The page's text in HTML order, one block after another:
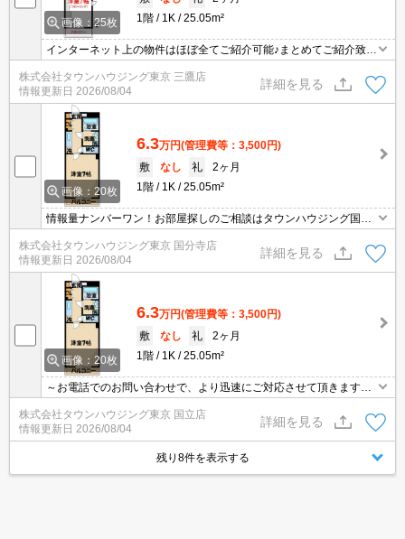
画像：25枚
1階
1K 25.05m²
インターネット上の物件はほぼ全てご紹介可能♪まとめてご紹介致し
ます♪お気軽にお問合せください！お部屋探しはタウンハウジングま
で☆新着情報毎日更新☆
株式会社タウンハウジング東京 三鷹店
情報更新日 2026/08/04
詳細を見る
画像：20枚
6.3万円(管理費等：3,500円)
敷
なし 礼
2ヶ月
1階
1K 25.05m²
情報量ナンバーワン！お部屋探しのご相談はタウンハウジング国分
寺店にお任せを！
株式会社タウンハウジング東京 国分寺店
情報更新日 2026/08/04
詳細を見る
画像：20枚
6.3万円(管理費等：3,500円)
敷
なし 礼
2ヶ月
1階
1K 25.05m²
～お電話でのお問い合わせで、より迅速にご対応させて頂きます～
地域密着タウンハウジング【国立店】まで～
株式会社タウンハウジング東京 国立店
情報更新日 2026/08/04
詳細を見る
残り8件を表示する